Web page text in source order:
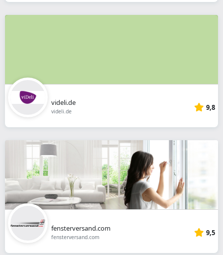
videli.de
videli.de 9,8
fensterversand.com
fensterversand.com 9,5